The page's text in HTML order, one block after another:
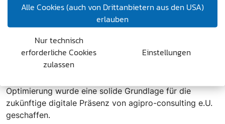
einen bedeutenden Schritt in der digitalen
Transformation des Unternehmens dar. Die neue
Website bietet nun eine optimale Plattform zur
Präsentation der Beratungsleistungen und unterstützt
effektiv die Kundengewinnung und -bindung. Durch die
Kombination aus ansprechendem Design,
Optimierung wurde eine solide Grundlage für die
zukünftige digitale Präsenz von agipro-consulting e.U.
geschaffen.
Alle Cookies (auch von Drittanbietern aus den USA)
erlauben
Nur technisch
erforderliche Cookies
zulassen
Einstellungen